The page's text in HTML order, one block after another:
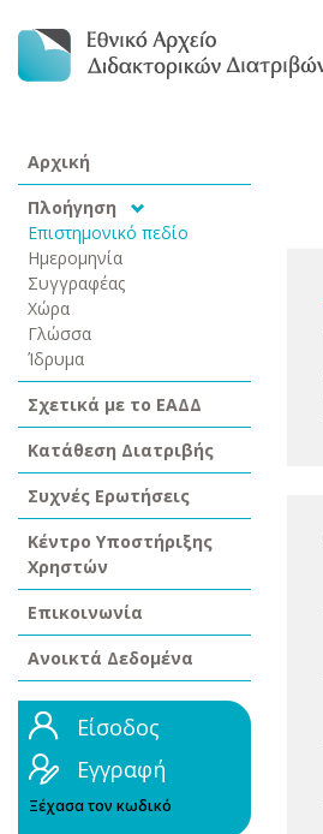
Αρχική
Πλοήγηση
Επιστημονικό πεδίο
Ημερομηνία
Συγγραφέας
Χώρα
Γλώσσα
Ίδρυμα
Σχετικά με το ΕΑΔΔ
Κατάθεση Διατριβής
Συχνές Ερωτήσεις
Κέντρο Υποστήριξης
Χρηστών
Επικοινωνία
Ανοικτά Δεδομένα
Είσοδος
Εγγραφή
Ξέχασα τον κωδικό